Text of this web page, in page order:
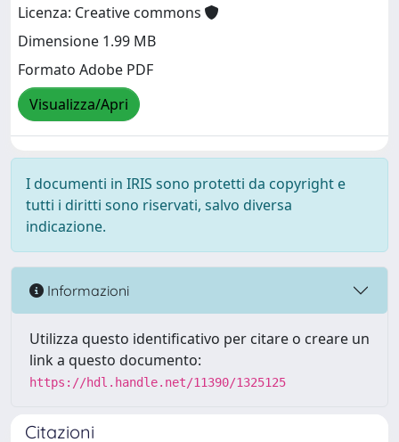
Licenza: Creative commons
Dimensione 1.99 MB
Formato Adobe PDF
Visualizza/Apri
I documenti in IRIS sono protetti da copyright e
tutti i diritti sono riservati, salvo diversa
indicazione.
Informazioni
Utilizza questo identificativo per citare o creare un
link a questo documento:
https://hdl.handle.net/11390/1325125
Citazioni